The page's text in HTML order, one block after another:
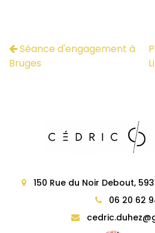
Séance d'engagement à
Bruges
150 Rue du Noir Debout,
06 20 62